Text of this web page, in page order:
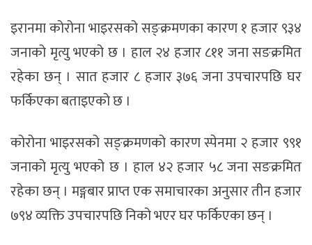
इरानमा कोरोना भाइरसको सङ्क्रमणका कारण १ हजार ९३४
जनाको मृत्यु भएको छ । हाल २४ हजार ८११ जना सङक्रमित
रहेका छन् । सात हजार ८ हजार ३७६ जना उपचारपछि घर
फर्किएका बताइएको छ ।
कोरोना भाइरसको सङ्क्रमणको कारण स्पेनमा २ हजार ९९१
जनाको मृत्यु भएको छ । हाल ४२ हजार ५८ जना सङक्रमित
रहेका छन् । मङ्गबार प्राप्त एक समाचारका अनुसार तीन हजार
७९४ व्यक्ति उपचारपछि निको भएर घर फर्किएका छन् ।